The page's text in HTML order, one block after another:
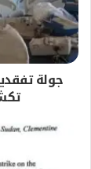
جولة